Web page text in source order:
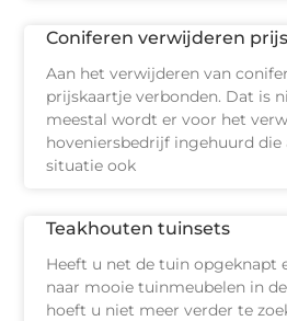
Coniferen verwijderen prijs
Aan het verwijderen van
prijskaartje verbonden. Dat is
meestal wordt er voor het
hoveniersbedrijf ingehuurd die
situatie ook
Teakhouten tuinsets
Heeft u net de tuin opgeknapt
naar mooie tuinmeubelen in
hoeft u niet meer verder te